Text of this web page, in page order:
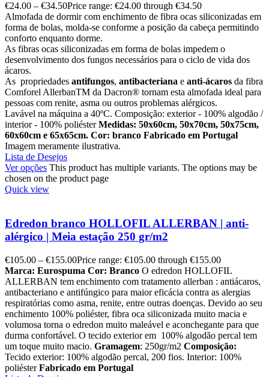
€24.00 – €34.50Price range: €24.00 through €34.50
Almofada de dormir com enchimento de fibra ocas siliconizadas em
forma de bolas, molda-se conforme a posição da cabeça permitindo
conforto enquanto dorme.
As fibras ocas siliconizadas em forma de bolas impedem o
desenvolvimento dos fungos necessários para o ciclo de vida dos
ácaros.
As propriedades antifungos, antibacteriana e anti-ácaros da fibra
Comforel AllerbanTM da Dacron® tornam esta almofada ideal para
pessoas com renite, asma ou outros problemas alérgicos.
Lavável na máquina a 40ºC. Composição: exterior - 100% algodão /
interior - 100% poliésterMedidas: 50x60cm, 50x70cm, 50x75cm,
60x60cm e 65x65cm. Cor: branco Fabricado em Portugal
Imagem meramente ilustrativa.
Lista de Desejos
Ver opções This product has multiple variants. The options may be
chosen on the product page
Quick view
Edredon branco HOLLOFIL ALLERBAN | anti-
alérgico | Meia estação 250 gr/m2
€105.00 – €155.00Price range: €105.00 through €155.00
Marca: Eurospuma Cor: Branco O edredon HOLLOFIL
ALLERBAN tem enchimento com tratamento allerban : antiácaros,
antibacteriano e antifúngico para maior eficácia contra as alergias
respiratórias como asma, renite, entre outras doenças. Devido ao seu
enchimento 100% poliéster, fibra oca siliconizada muito macia e
volumosa torna o edredon muito maleável e aconchegante para que
durma confortável. O tecido exterior em 100% algodão percal tem
um toque muito macio. Gramagem: 250gr/m2 Composição:
Tecido exterior: 100% algodão percal, 200 fios. Interior: 100%
poliésterFabricado em Portugal